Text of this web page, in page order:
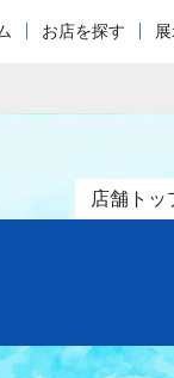
お店を探す
店舗トッ